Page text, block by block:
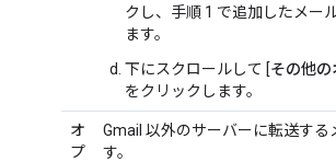
クし、手順 1 で追加したメー
ます。
下にスクロールして [その他
をクリックします。
オ
プ
Gmail 以外のサーバーに転送する
す。